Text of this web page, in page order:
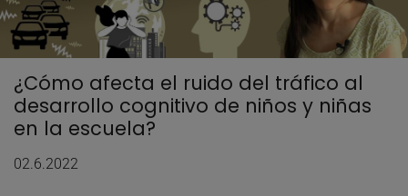
¿Cómo afecta el ruido del tráfico al
desarrollo cognitivo de niños y niñas
en la escuela?
02.6.2022